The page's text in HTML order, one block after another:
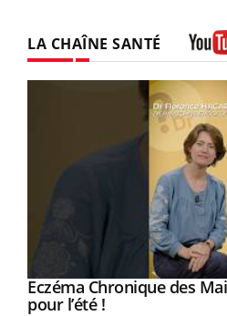
LA CHAÎNE SANTÉ
Youtube
Eczéma Chronique des
pour l’été !Youtube